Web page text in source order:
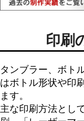
印刷
タンブラー、ボト
はボトル形状や印
ます。
主な印刷方法とし